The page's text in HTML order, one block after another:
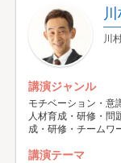
川
講演ジャンル
モチベーション・意
人材育成・研修・問
成・研修・チームワ
講演テーマ